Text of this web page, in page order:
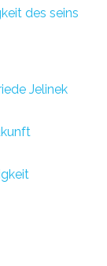
des seins
Jelinek